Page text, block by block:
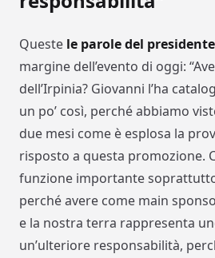
Queste le parole del
margine dell’evento di oggi:
dell’Irpinia? Giovanni l’ha
un po’ così, perché abbiamo
due mesi come è esplosa la
risposto a questa promozione.
funzione importante
perché avere come main
e la nostra terra rappresenta
un’ulteriore responsabilità,